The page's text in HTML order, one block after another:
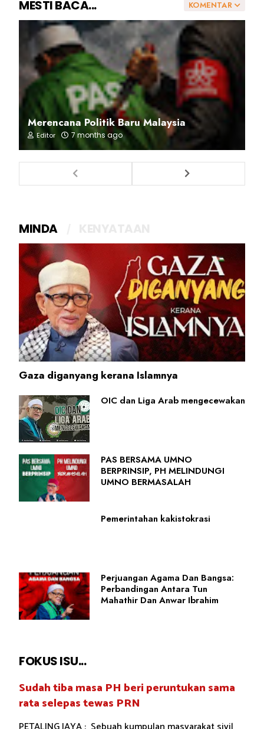
KOMENTAR
MESTI BACA...
Merencana Politik Baru Malaysia
Editor 7 months ago
MINDA
Gaza diganyang kerana Islamnya
OIC dan Liga Arab mengecewakan
PAS BERSAMA UMNO
BERPRINSIP, PH MELINDUNGI
UMNO BERMASALAH
Pemerintahan kakistokrasi
Perjuangan Agama Dan Bangsa:
Perbandingan Antara Tun
Mahathir Dan Anwar Ibrahim
FOKUS ISU...
Sudah tiba masa PH beri peruntukan sama
rata selepas tewas PRN